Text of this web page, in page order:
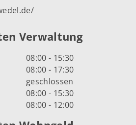
Verwaltung
08:00 - 15:30
08:00 - 17:30
geschlossen
08:00 - 15:30
08:00 - 12:00